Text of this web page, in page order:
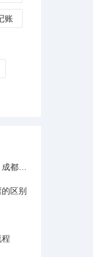
账
告图）
区别